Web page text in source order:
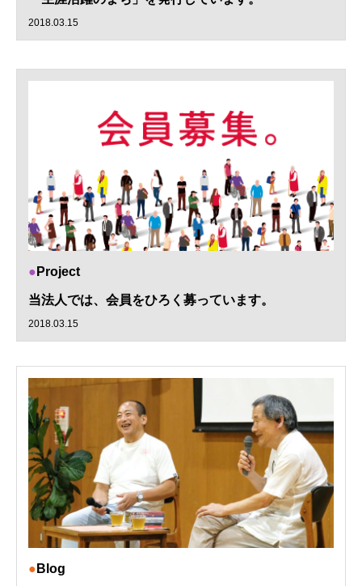
2018.03.15
Project
当法人では、会員をひろく募っています。
2018.03.15
Blog